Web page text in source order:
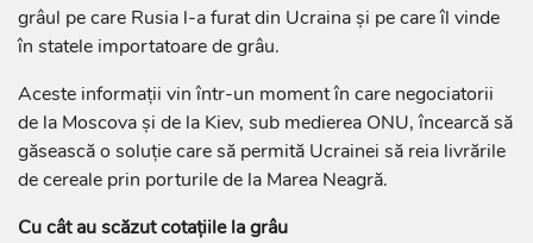
grâul pe care Rusia l-a furat din Ucraina și pe care îl vinde
în statele importatoare de grâu.
Aceste informaţii vin într-un moment în care negociatorii
de la Moscova și de la Kiev, sub medierea ONU, încearcă să
găsească o soluţie care să permită Ucrainei să reia livrările
de cereale prin porturile de la Marea Neagră.
Cu cât au scăzut cotațiile la grâu